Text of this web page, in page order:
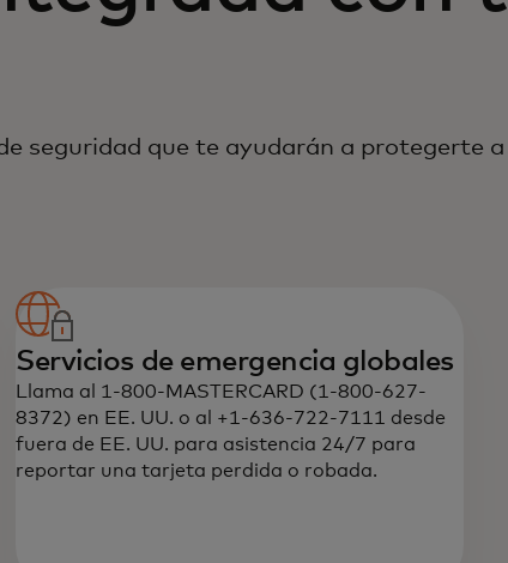
seguridad que te ayudarán a protegerte
Servicios de emergencia globales
Llama al 1-800-MASTERCARD (1-800-627-
8372) en EE. UU. o al +1-636-722-7111 desde
fuera de EE. UU. para asistencia 24/7 para
reportar una tarjeta perdida o robada.